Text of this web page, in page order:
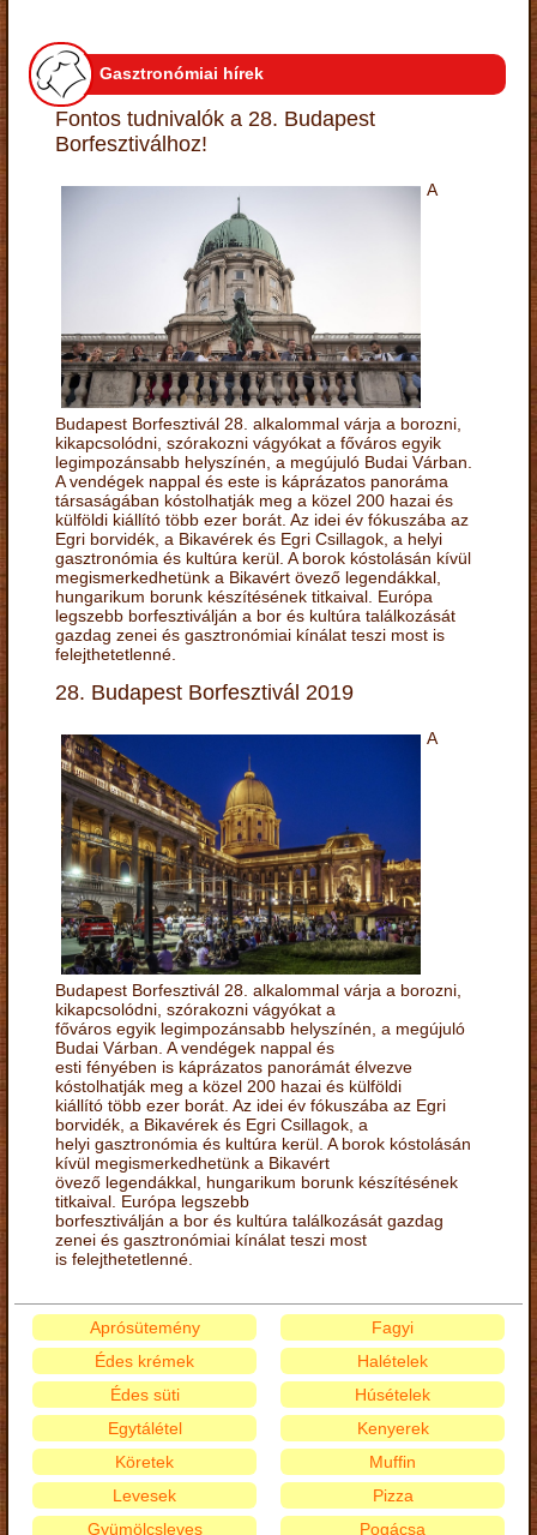
Gasztronómiai hírek
Fontos tudnivalók a 28. Budapest
Borfesztiválhoz!
A
Budapest Borfesztivál 28. alkalommal várja a borozni,
kikapcsolódni, szórakozni vágyókat a főváros egyik
legimpozánsabb helyszínén, a megújuló Budai Várban.
A vendégek nappal és este is káprázatos panoráma
társaságában kóstolhatják meg a közel 200 hazai és
külföldi kiállító több ezer borát. Az idei év fókuszába az
Egri borvidék, a Bikavérek és Egri Csillagok, a helyi
gasztronómia és kultúra kerül. A borok kóstolásán kívül
megismerkedhetünk a Bikavért övező legendákkal,
hungarikum borunk készítésének titkaival. Európa
legszebb borfesztiválján a bor és kultúra találkozását
gazdag zenei és gasztronómiai kínálat teszi most is
felejthetetlenné.
28. Budapest Borfesztivál 2019
A
Budapest Borfesztivál 28. alkalommal várja a borozni,
kikapcsolódni, szórakozni vágyókat a
főváros egyik legimpozánsabb helyszínén, a megújuló
Budai Várban. A vendégek nappal és
esti fényében is káprázatos panorámát élvezve
kóstolhatják meg a közel 200 hazai és külföldi
kiállító több ezer borát. Az idei év fókuszába az Egri
borvidék, a Bikavérek és Egri Csillagok, a
helyi gasztronómia és kultúra kerül. A borok kóstolásán
kívül megismerkedhetünk a Bikavért
övező legendákkal, hungarikum borunk készítésének
titkaival. Európa legszebb
borfesztiválján a bor és kultúra találkozását gazdag
zenei és gasztronómiai kínálat teszi most
is felejthetetlenné.
Aprósütemény
Édes krémek
Édes süti
Egytálétel
Fagyi
Halételek
Húsételek
Kenyerek
Köretek
Levesek
Gyümölcsleves
Muffin
Pizza
Pogácsa